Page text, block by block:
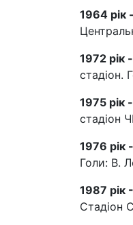
1964 рік
1972 рік
стадіон.
1975
стадіон
1976 рік
Голи: В.
1987
Стадіон